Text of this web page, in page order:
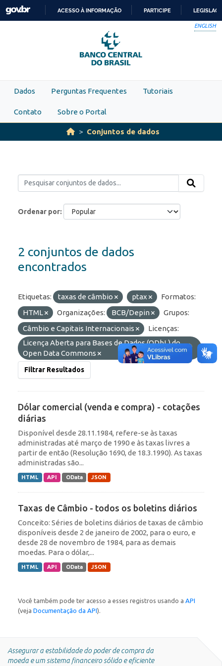
Skip to main content
PARA
O
CONTEÚDO
ACESSO À INFORMAÇÃO PARTICIPE
ENGLISH
Dados Perguntas Frequentes Tutoriais
Contato Sobre o Portal
Conjuntos de dados
Ordenar por
2 conjuntos de dados
encontrados
Etiquetas: taxas de câmbio ptax
Formatos:
HTML
Organizações: BCB/Depin
Grupos:
Câmbio e Capitais Internacionais
Licenças:
Licença Aberta para Bases de Dados (ODbL) do
Open Data Commons
Filtrar Resultados
Dólar comercial (venda e compra) - cotações
diárias
Disponível desde 28.11.1984, refere-se às taxas
administradas até março de 1990 e às taxas livres a
partir de então (Resolução 1690, de 18.3.1990). As taxas
administradas são...
HTML API OData JSON
Taxas de Câmbio - todos os boletins diários
Conceito: Séries de boletins diários de taxas de câmbio
disponíveis desde 2 de janeiro de 2002, para o euro, e
desde 28 de novembro de 1984, para as demais
moedas. Para o dólar,...
HTML API OData JSON
Você também pode ter acesso a esses registros usando a API
(veja Documentação da API).
Assegurar a estabilidade do poder de compra da
moeda e um sistema financeiro sólido e eficiente